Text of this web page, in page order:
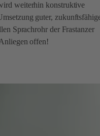
weiterhin konstruktive
guter,
Sprachrohr der Frastanzer
offen!